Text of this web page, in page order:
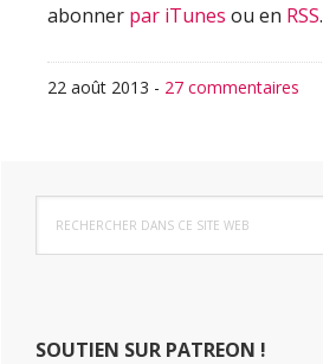
abonner par iTunes ou en RSS.
22 août 2013 - 27 commentaires
Barre
latérale
dans
ce
SOUTIEN SUR PATREON !